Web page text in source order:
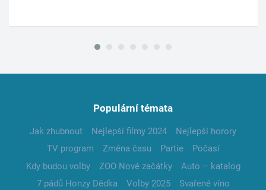
Populární témata
Jak zhubnout Nejlepší filmy 2024
Nejlepší horory
TV program
Změna času Partie
Počasí
Kdy budou volby
ZOO Nové začátky
Auto – katalog
7 pádů Honzy Dědka
Volby 2025
Svařené víno